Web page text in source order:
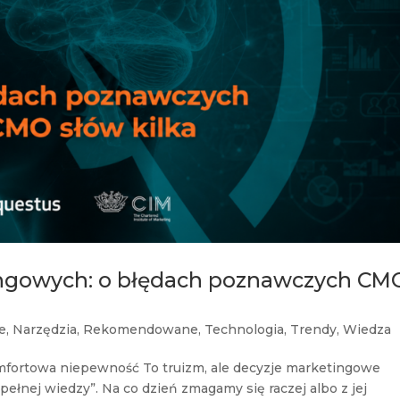
o błędach poznawczych
, Narzędzia, Rekomendowane, Technologia, Trendy,Wiedza
niepewność To truizm, ale decyzje marketingowe
wiedzy”. Na co dzień zmagamy się raczej albo z jej